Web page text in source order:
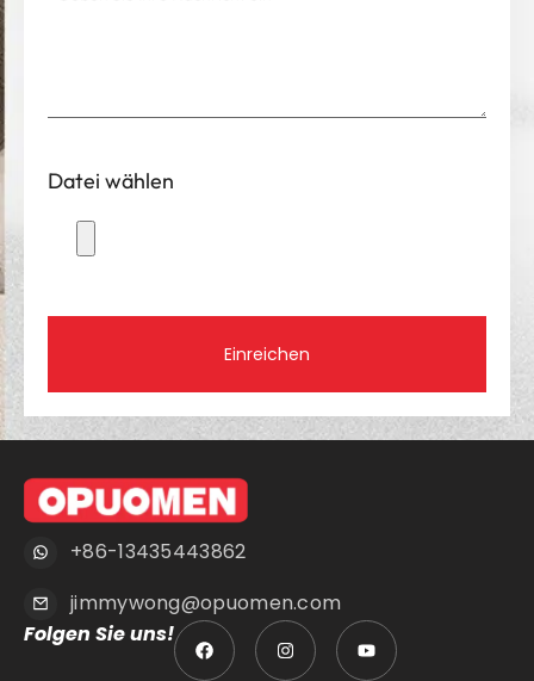
jimmywong@opuomen.com